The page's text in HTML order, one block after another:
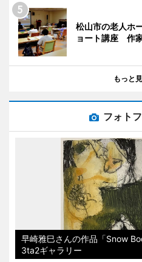
松山市の老人ホ
ョート講座 作
もっと
フォト
早崎雅巳さんの作品「Snow
3ta2ギャラリー